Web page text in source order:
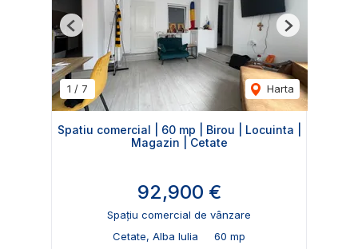
1 / 7 Harta
Previous Next
Spatiu comercial | 60 mp | Birou | Locuinta |
Magazin | Cetate
92,900 €
Spațiu comercial de vânzare
Cetate, Alba Iulia
60 mp